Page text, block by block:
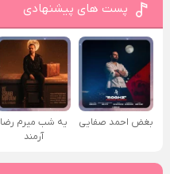
پست های پیشنهادی
بغض احمد صفایی
یه شب میرم رضا
آرمند